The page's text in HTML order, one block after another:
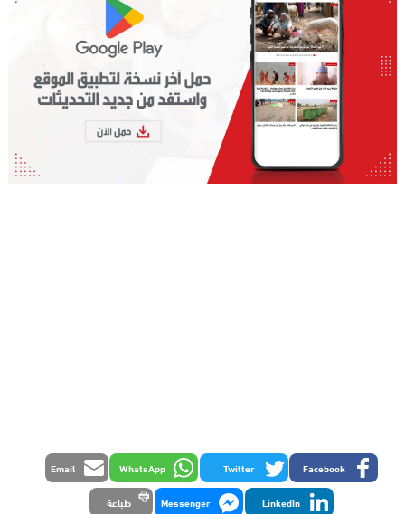
Facebook
Twitter
WhatsApp
Email
LinkedIn
Messenger طباعة